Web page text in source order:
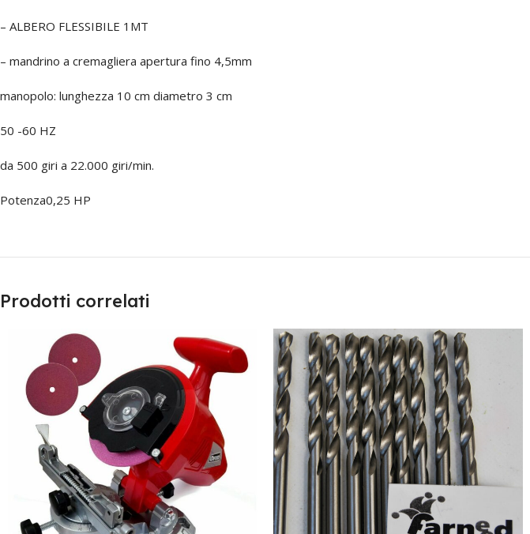
– ALBERO FLESSIBILE 1MT
– mandrino a cremagliera apertura fino 4,5mm
manopolo: lunghezza 10 cm diametro 3 cm
50 -60 HZ
da 500 giri a 22.000 giri/min.
Potenza0,25 HP
Prodotti correlati